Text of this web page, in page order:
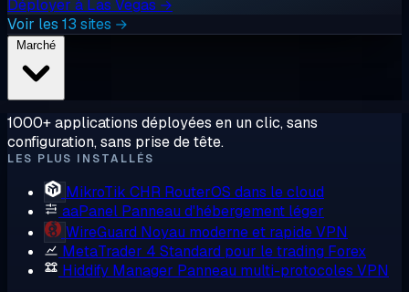
Déployer à Las Vegas →
Voir les 13 sites →
1000+ applications déployées en un clic, sans
configuration, sans prise de tête.
LES PLUS INSTALLÉS
MikroTik CHR RouterOS dans le cloud
aaPanel Panneau d'hébergement léger
WireGuard Noyau moderne et rapide VPN
MetaTrader 4 Standard pour le trading Forex
Hiddify Manager Panneau multi-protocoles VPN